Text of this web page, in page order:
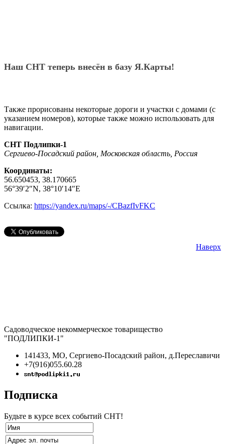
Наш СНТ теперь внесён в базу Я.Карты!
Также прорисованы некоторые дороги и участки с домами (с
указанием номеров), которые также можно использовать для
навигации.
СНТ Подлипки-1
Сергиево-Посадский район, Московская область, Россия
Координаты:
56.650453, 38.170665
56°39′2″N, 38°10′14″E
Ссылка: https://yandex.ru/maps/-/CBazfIvFKC
Наверх
Садоводческое некоммерческое товарищество
"ПОДЛИПКИ-1"
141433, МО, Сергиево-Посадский район, д.Переславичи
+7(916)055.60.28
Подписка
Будьте в курсе всех событий СНТ!